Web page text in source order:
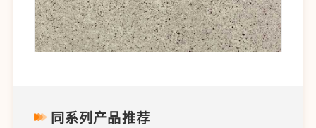
同系列产品推荐